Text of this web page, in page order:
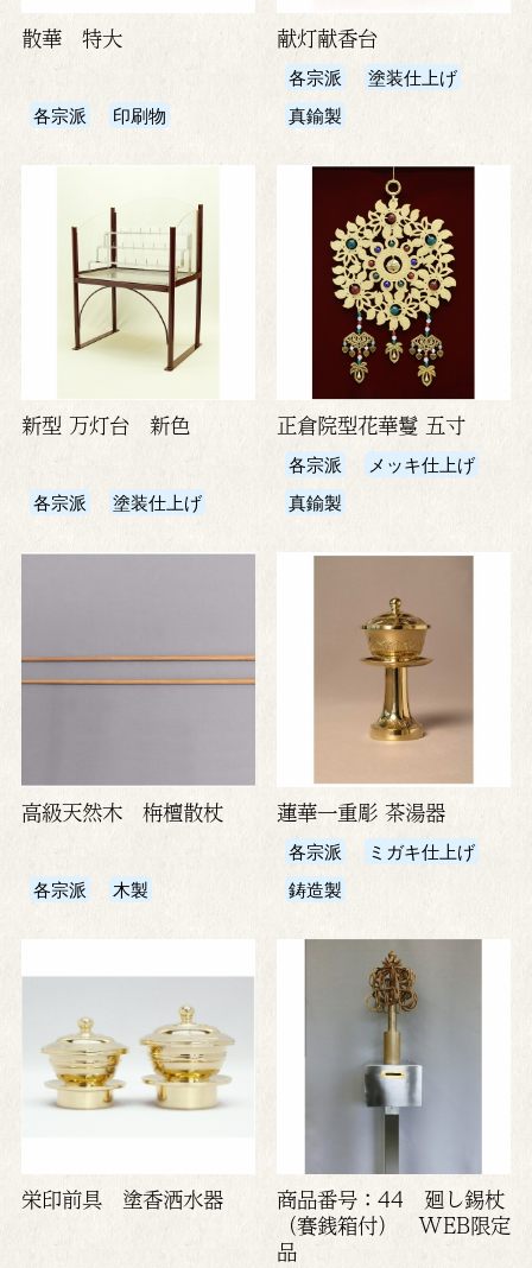
散華 特大
各宗派 印刷物
献灯献香台
各宗派
塗装仕上げ
真鍮製
新型 万灯台 新色
各宗派 塗装仕上げ
正倉院型花華鬘 五寸
各宗派
メッキ仕上げ
真鍮製
高級天然木 栴檀散杖
各宗派 木製
蓮華一重彫 茶湯器
各宗派
ミガキ仕上げ
鋳造製
栄印前具 塗香洒水器
商品番号：44 廻し錫杖
（賽銭箱付） WEB限定
品